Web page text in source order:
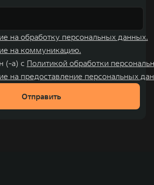
на обработку персональных данных.
на коммуникацию.
(-а) с Политикой обработки
на предоставление персональных
Отправить